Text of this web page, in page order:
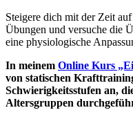
Steigere dich mit der Zeit
Übungen und versuche die
eine physiologische
In meinem Online Kurs
von statischen
Schwierigkeitsstufen an,
Altersgruppen